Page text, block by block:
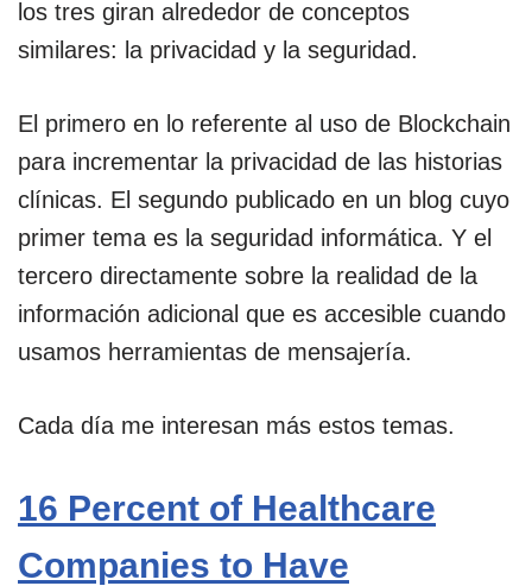
los tres giran alrededor de conceptos
similares: la privacidad y la seguridad.
El primero en lo referente al uso de Blockchain
para incrementar la privacidad de las historias
clínicas. El segundo publicado en un blog cuyo
primer tema es la seguridad informática. Y el
tercero directamente sobre la realidad de la
información adicional que es accesible cuando
usamos herramientas de mensajería.
Cada día me interesan más estos temas.
16 Percent of Healthcare
Companies to Have